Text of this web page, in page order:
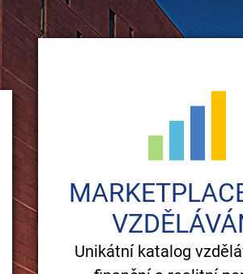
Unikátní katalog